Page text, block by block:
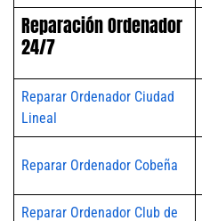
Reparación Ordenador
24/7
Reparar Ordenador Ciudad
Lineal
Reparar Ordenador Cobeña
Reparar Ordenador Club de